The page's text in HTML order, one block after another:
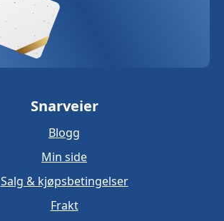
Snarveier
Blogg
Min side
Salg & kjøpsbetingelser
Frakt